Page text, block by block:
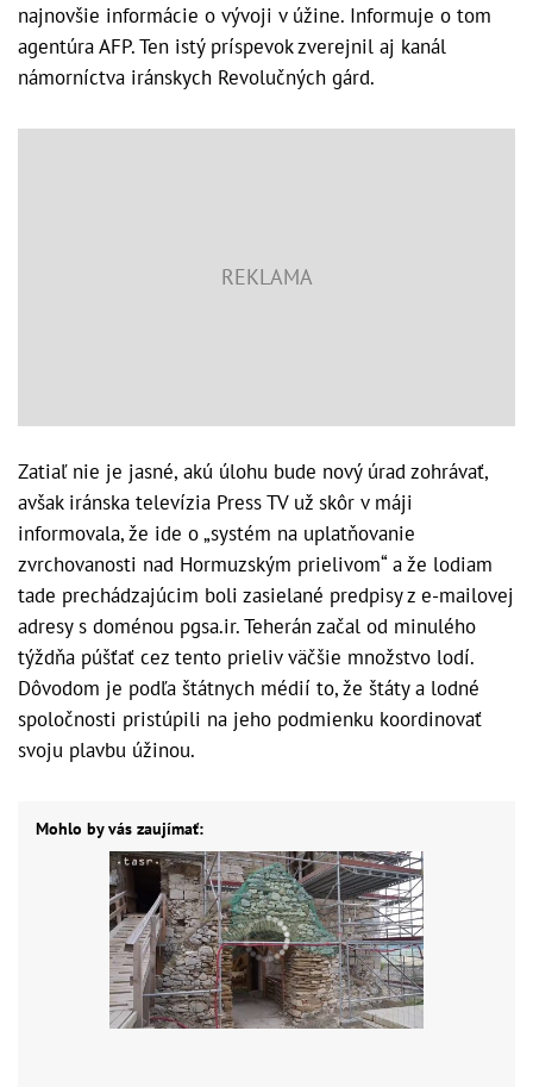
najnovšie informácie o vývoji v úžine. Informuje o tom
agentúra AFP. Ten istý príspevok zverejnil aj kanál
námorníctva iránskych Revolučných gárd.
Zatiaľ nie je jasné, akú úlohu bude nový úrad zohrávať,
avšak iránska televízia Press TV už skôr v máji
informovala, že ide o „systém na uplatňovanie
zvrchovanosti nad Hormuzským prielivom“ a že lodiam
tade prechádzajúcim boli zasielané predpisy z e-mailovej
adresy s doménou pgsa.ir. Teherán začal od minulého
týždňa púšťať cez tento prieliv väčšie množstvo lodí.
Dôvodom je podľa štátnych médií to, že štáty a lodné
spoločnosti pristúpili na jeho podmienku koordinovať
svoju plavbu úžinou.
Mohlo by vás zaujímať: